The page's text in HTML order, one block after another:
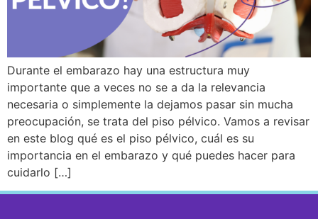
Durante el embarazo hay una estructura muy
importante que a veces no se a da la relevancia
necesaria o simplemente la dejamos pasar sin mucha
preocupación, se trata del piso pélvico. Vamos a revisar
en este blog qué es el piso pélvico, cuál es su
importancia en el embarazo y qué puedes hacer para
cuidarlo […]